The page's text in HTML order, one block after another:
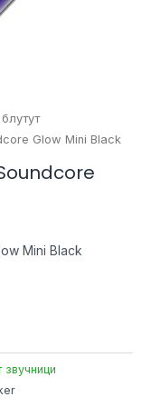
Glow Mini Black
Mini Black